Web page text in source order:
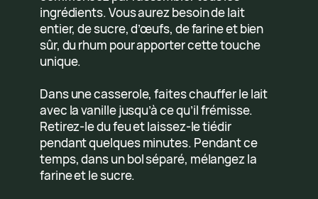
ingrédients. Vous aurez besoin de lait
entier, de sucre, d’œufs, de farine et bien
sûr, du rhum pour apporter cette touche
unique.
Dans une casserole, faites chauffer le lait
avec la vanille jusqu’à ce qu’il frémisse.
Retirez-le du feu et laissez-le tiédir
pendant quelques minutes. Pendant ce
temps, dans un bol séparé, mélangez la
farine et le sucre.